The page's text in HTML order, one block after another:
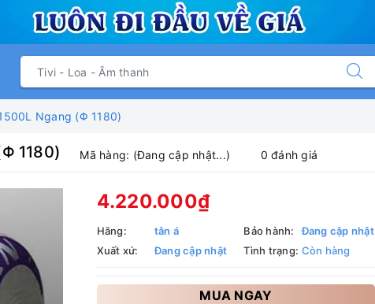
Ngang (Φ 1180)
1180) Mã hàng: (Đang cập nhật...) 0 đánh giá
4.220.000₫
Hãng:
tân á
Xuất xứ:
Đang cập nhật
Bảo hành:
Đang cập nhật
Tình trạng: Còn hàng
MUA NGAY